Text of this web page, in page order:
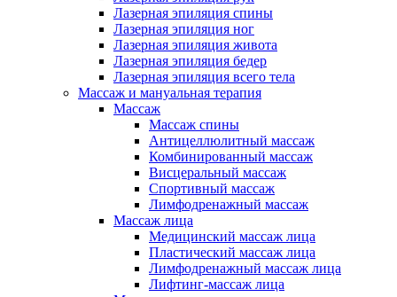
Лазерная эпиляция спины
Лазерная эпиляция ног
Лазерная эпиляция живота
Лазерная эпиляция бедер
Лазерная эпиляция всего тела
Массаж и мануальная терапия
Массаж
Массаж спины
Антицеллюлитный массаж
Комбинированный массаж
Висцеральный массаж
Спортивный массаж
Лимфодренажный массаж
Массаж лица
Медицинский массаж лица
Пластический массаж лица
Лимфодренажный массаж лица
Лифтинг-массаж лица